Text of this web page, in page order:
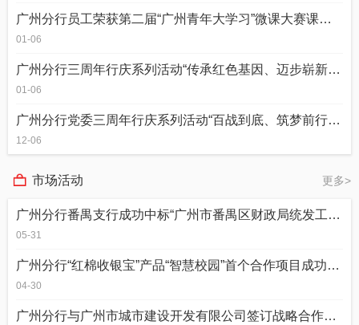
广州分行员工荣获第二届“广州青年大学习”微课大赛课件评比三等奖
01-06
广州分行三周年行庆系列活动“传承红色基因、迈步崭新征程”健康徒步活动圆满举行
01-06
广州分行党委三周年行庆系列活动“百战到底、筑梦前行”党建知识竞赛圆满举行
12-06
市场活动 更多>
广州分行番禺支行成功中标“广州市番禺区财政局统发工资代理银行”资格
05-31
广州分行“红棉收银宝”产品“智慧校园”首个合作项目成功落地
04-30
广州分行与广州市城市建设开发有限公司签订战略合作协议